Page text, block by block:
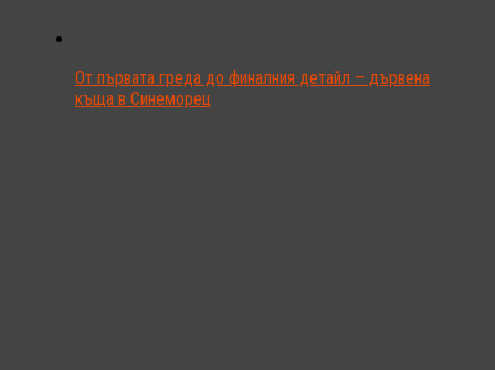
От първата греда до финалния детайл – дървена
къща в Синеморец